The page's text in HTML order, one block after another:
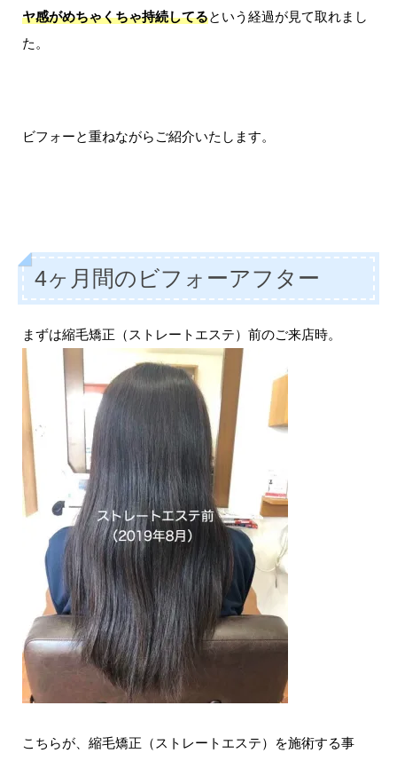
ヤ感がめちゃくちゃ持続してるという経過が見て取れまし
た。
ビフォーと重ねながらご紹介いたします。
4ヶ月間のビフォーアフター
まずは縮毛矯正（ストレートエステ）前のご来店時。
こちらが、縮毛矯正（ストレートエステ）を施術する事